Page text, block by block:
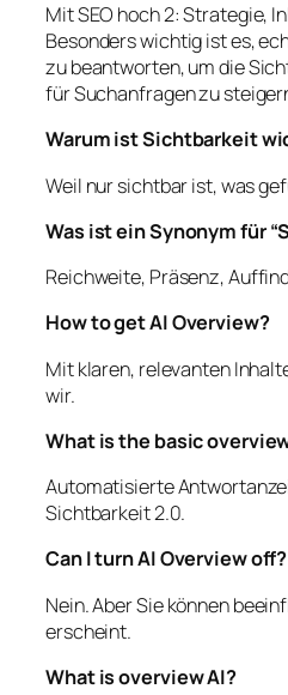
Mit SEO hoch 2: Strategie,
Besonders wichtig ist es,
zu beantworten, um die
für Suchanfragen zu
Warum ist Sichtbarkeit
Weil nur sichtbar ist, was
Was ist ein Synonym für
Reichweite, Präsenz,
How to get AI Overview?
Mit klaren, relevanten
wir.
What is the basic
Automatisierte
Sichtbarkeit 2.0.
Can I turn AI Overview off?
Nein. Aber Sie können
erscheint.
What is overview AI?